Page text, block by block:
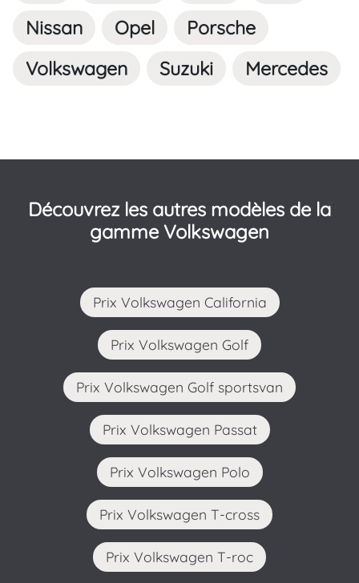
Nissan
Opel
Porsche
Volkswagen
Suzuki Mercedes
Découvrez les autres modèles de la
gamme Volkswagen
Prix Volkswagen California
Prix Volkswagen Golf
Prix Volkswagen Golf sportsvan
Prix Volkswagen Passat
Prix Volkswagen Polo
Prix Volkswagen T-cross
Prix Volkswagen T-roc